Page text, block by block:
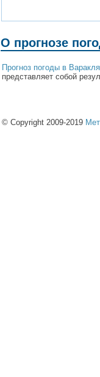
О прогнозе
Прогноз погоды в
представляет собой
© Copyright 2009-2019